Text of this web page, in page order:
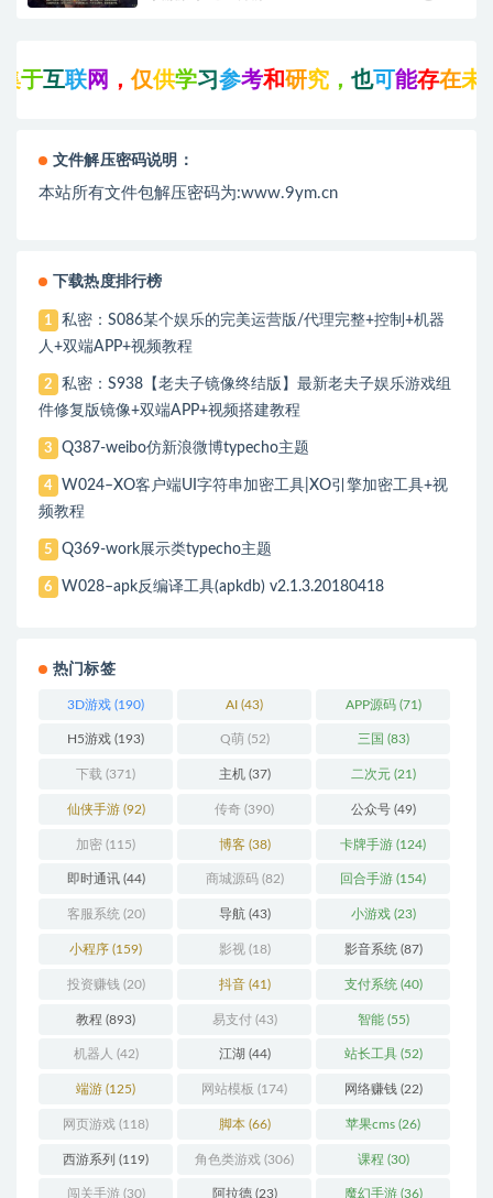
网， 仅供学 习参考和 研究，也可能 存在 未知的BU
文件解压密码说明：
本站所有文件包解压密码为:www.9ym.cn
下载热度排行榜
1
私密：S086某个娱乐的完美运营版/代理完整+控制+机器
人+双端APP+视频教程
2
私密：S938【老夫子镜像终结版】最新老夫子娱乐游戏组
件修复版镜像+双端APP+视频搭建教程
3 Q387-weibo仿新浪微博typecho主题
4
W024–XO客户端UI字符串加密工具|XO引擎加密工具+视
频教程
5 Q369-work展示类typecho主题
6 W028–apk反编译工具(apkdb) v2.1.3.20180418
热门标签
3D游戏 (190) AI (43) APP源码(71)
H5游戏 (193) Q萌 (52) 三国 (83)
下载 (371) 主机(37) 二次元(21)
仙侠手游(92) 传奇 (390) 公众号(49)
加密 (115) 博客(38) 卡牌手游 (124)
即时通讯(44) 商城源码(82) 回合手游 (154)
客服系统 (20) 导航(43) 小游戏(23)
小程序 (159) 影视(18) 影音系统 (87)
投资赚钱 (20) 抖音(41) 支付系统 (40)
教程 (893) 易支付(43) 智能(55)
机器人 (42) 江湖 (44) 站长工具(52)
端游 (125) 网站模板 (174) 网络赚钱(22)
网页游戏 (118) 脚本(66) 苹果cms (26)
西游系列 (119) 角色类游戏 (306) 课程 (30)
闯关手游(30) 阿拉德(23) 魔幻手游(36)